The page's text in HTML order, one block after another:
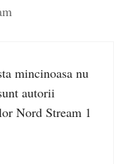
mincinoasa nu
autorii
Nord Stream 1